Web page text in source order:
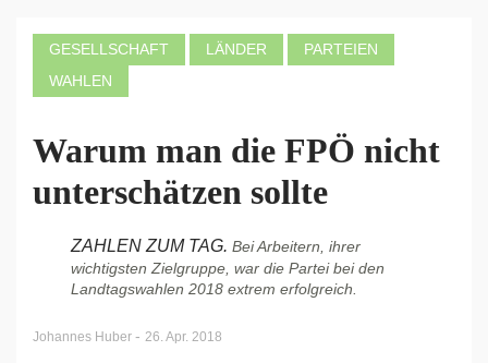
GESELLSCHAFT LÄNDER
PARTEIEN
WAHLEN
Warum man die FPÖ nicht
unterschätzen sollte
ZAHLEN ZUM TAG. Bei Arbeitern, ihrer
wichtigsten Zielgruppe, war die Partei bei den
Landtagswahlen 2018 extrem erfolgreich.
Johannes Huber - 26. Apr. 2018